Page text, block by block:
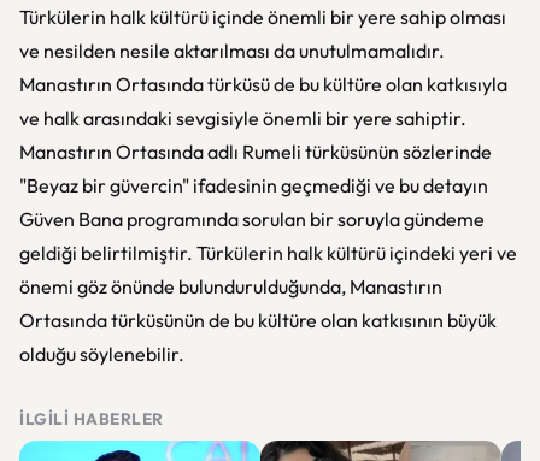
Türkülerin halk kültürü içinde önemli bir yere sahip olması
ve nesilden nesile aktarılması da unutulmamalıdır.
Manastırın Ortasında türküsü de bu kültüre olan katkısıyla
ve halk arasındaki sevgisiyle önemli bir yere sahiptir.
Manastırın Ortasında adlı Rumeli türküsünün sözlerinde
"Beyaz bir güvercin" ifadesinin geçmediği ve bu detayın
Güven Bana programında sorulan bir soruyla gündeme
geldiği belirtilmiştir. Türkülerin halk kültürü içindeki yeri ve
önemi göz önünde bulundurulduğunda, Manastırın
Ortasında türküsünün de bu kültüre olan katkısının büyük
olduğu söylenebilir.
İLGILI HABERLER